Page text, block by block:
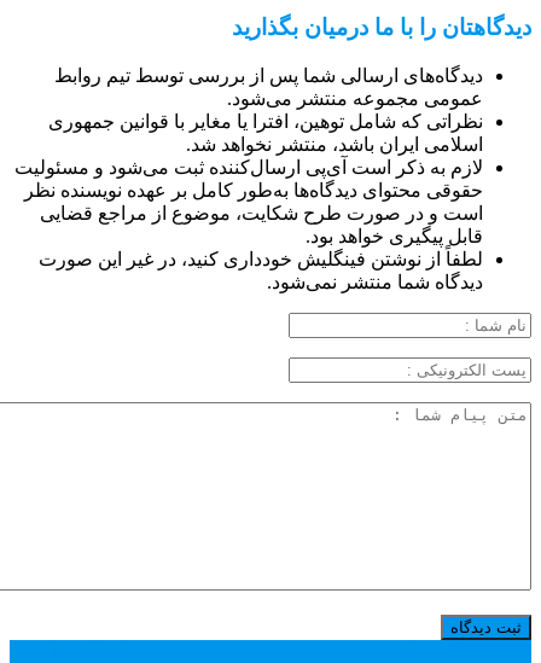
دیدگاهتان را با ما درمیان بگذارید
دیدگاه‌های ارسالی شما پس از بررسی توسط تیم روابط
عمومی مجموعه منتشر می‌شود.
نظراتی که شامل توهین، افترا یا مغایر با قوانین جمهوری
اسلامی ایران باشد، منتشر نخواهد شد.
لازم به ذکر است آی‌پی ارسال‌کننده ثبت می‌شود و مسئولیت
حقوقی محتوای دیدگاه‌ها به‌طور کامل بر عهده نویسنده نظر
است و در صورت طرح شکایت، موضوع از مراجع قضایی
قابل پیگیری خواهد بود.
لطفاً از نوشتن فینگلیش خودداری کنید، در غیر این صورت
دیدگاه شما منتشر نمی‌شود.